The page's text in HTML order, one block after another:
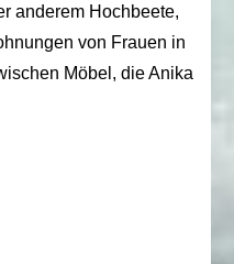
anderem Hochbeete,
von Frauen in
Möbel, die Anika